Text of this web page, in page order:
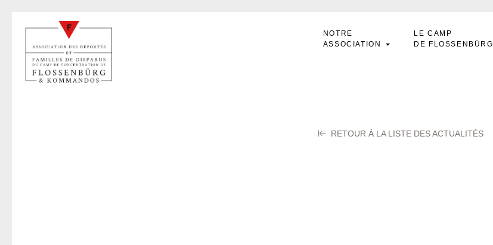
NOTRE
ASSOCIATION
LE CAMP
DE FLOSSENBÜRG
RETOUR À LA LISTE DES ACTUALITÉS